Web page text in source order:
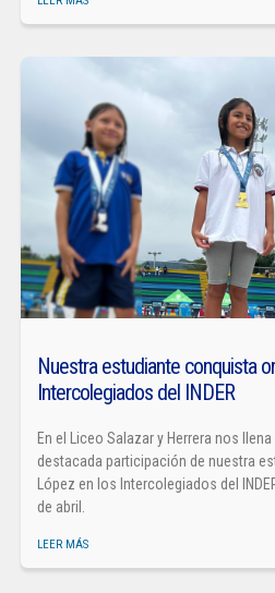
Nuestra estudiante conquista
Intercolegiados del INDER
En el Liceo Salazar y Herrera nos
destacada participación de nuestra
López en los Intercolegiados del
de abril.
LEER MÁS